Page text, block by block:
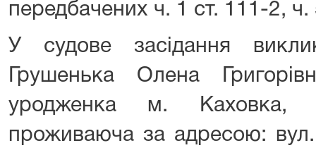
передбачених ч. 1 ст. 111-2,
У судове засідання
Грушенька Олена
уродженка м. Каховка,
проживаюча за адресою: